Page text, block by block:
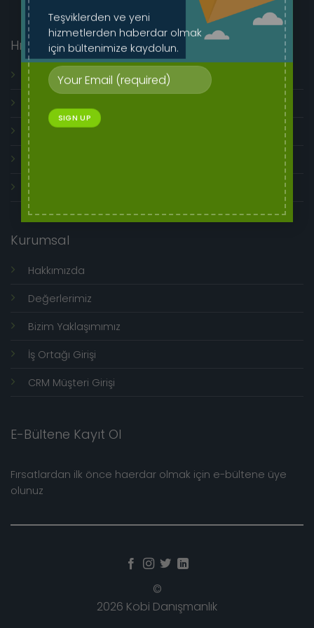
Teşviklerden ve yeni
hizmetlerden haberdar olmak
için bültenimize kaydolun.
Hızlı Menü
Genel Kullanım Koşulları
İptal ve İade İşlemleri
Mesafeli Satış Sözleşmesi
Ön Bilgilendirme Formu
Üyelik Sözleşmesi
Kurumsal
Hakkımızda
Değerlerimiz
Bizim Yaklaşımımız
İş Ortağı Girişi
CRM Müşteri Girişi
E-Bültene Kayıt Ol
Fırsatlardan ilk önce haerdar olmak için e-bültene üye
olunuz
©
2026 Kobi Danışmanlık